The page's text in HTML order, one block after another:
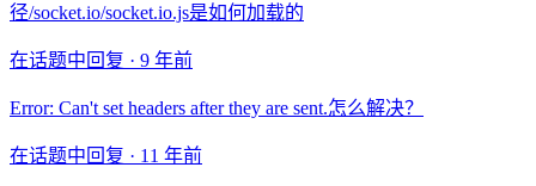
径/socket.io/socket.io.js是如何加载的
在话题中回复 · 9 年前
Error: Can't set headers after they are sent.怎么解决？
在话题中回复 · 11 年前